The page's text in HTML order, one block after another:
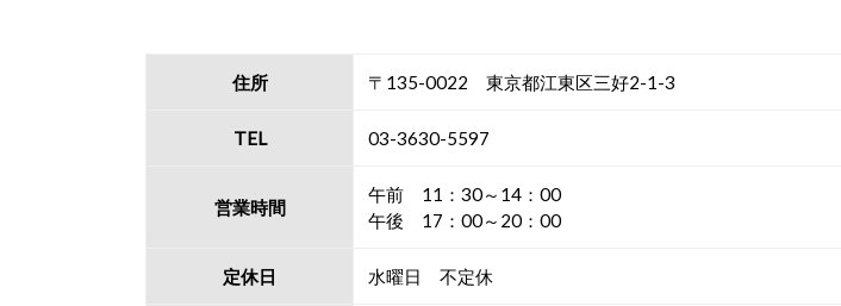
住所 〒135-0022 東京都江東区三好2-1-3
TEL 03-3630-5597
営業時間
午前 11：30～14：00
午後 17：00～20：00
定休日 水曜日 不定休